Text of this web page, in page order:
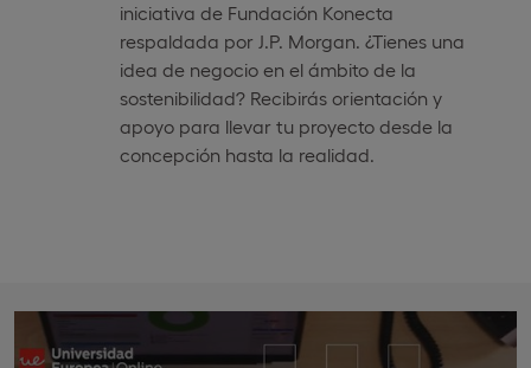
iniciativa de Fundación Konecta
respaldada por J.P. Morgan. ¿Tienes una
idea de negocio en el ámbito de la
sostenibilidad? Recibirás orientación y
apoyo para llevar tu proyecto desde la
concepción hasta la realidad.